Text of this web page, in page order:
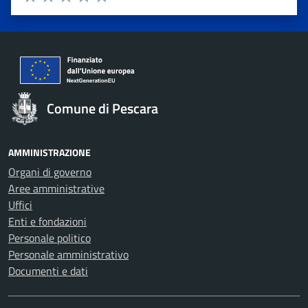
Valuta 5 stelle su 5
Valuta 4 stelle su 5
Valuta 3 stelle su 5
Valuta 2 stelle su 5
Valuta 1 stelle su 5
Comune di Pescara
AMMINISTRAZIONE
Organi di governo
Aree amministrative
Uffici
Enti e fondazioni
Personale politico
Personale amministrativo
Documenti e dati